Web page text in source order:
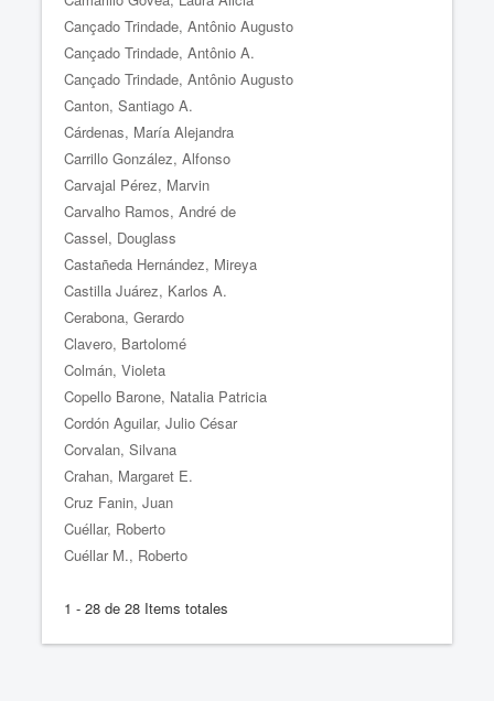
Cançado Trindade, Antônio Augusto
Cançado Trindade, Antônio A.
Cançado Trindade, Antônio Augusto
Canton, Santiago A.
Cárdenas, María Alejandra
Carrillo González, Alfonso
Carvajal Pérez, Marvin
Carvalho Ramos, André de
Cassel, Douglass
Castañeda Hernández, Mireya
Castilla Juárez, Karlos A.
Cerabona, Gerardo
Clavero, Bartolomé
Colmán, Violeta
Copello Barone, Natalia Patricia
Cordón Aguilar, Julio César
Corvalan, Silvana
Crahan, Margaret E.
Cruz Fanin, Juan
Cuéllar, Roberto
Cuéllar M., Roberto
1 - 28 de 28 Items totales